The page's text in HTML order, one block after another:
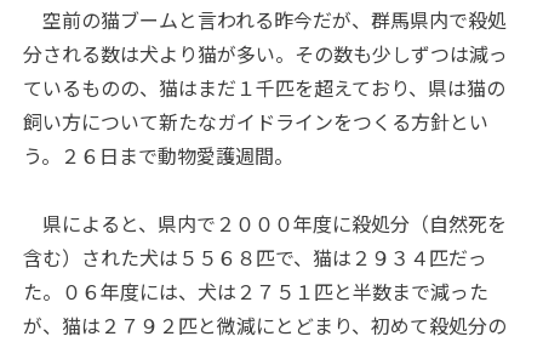
空前の猫ブームと言われる昨今だが、群馬県内で殺処
分される数は犬より猫が多い。その数も少しずつは減っ
ているものの、猫はまだ１千匹を超えており、県は猫の
飼い方について新たなガイドラインをつくる方針とい
う。２６日まで動物愛護週間。
県によると、県内で２０００年度に殺処分（自然死を
含む）された犬は５５６８匹で、猫は２９３４匹だっ
た。０６年度には、犬は２７５１匹と半数まで減った
が、猫は２７９２匹と微減にとどまり、初めて殺処分の